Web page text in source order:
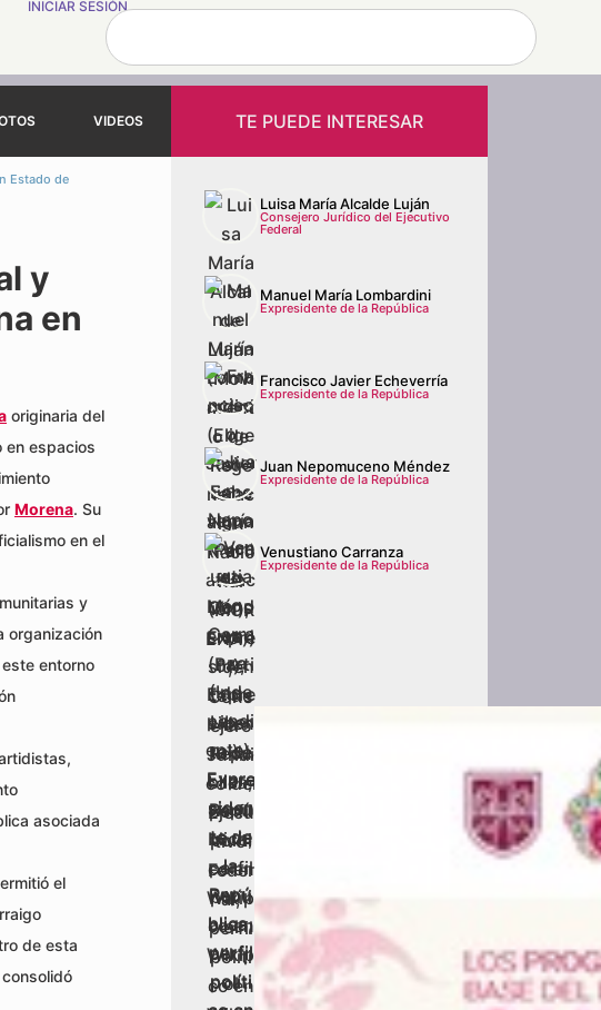
INICIAR SESIÓN
VIDEOS
Estado de
y
en
originaria del
en espacios
Morena. Su
en el
y
organización
entorno
asociada
el
de esta
TE PUEDE INTERESAR
Luisa María Alcalde Luján
Consejero Jurídico del Ejecutivo
Federal
Manuel María Lombardini
Expresidente de la República
Francisco Javier Echeverría
Expresidente de la República
Juan Nepomuceno Méndez
Expresidente de la República
Venustiano Carranza
Expresidente de la República